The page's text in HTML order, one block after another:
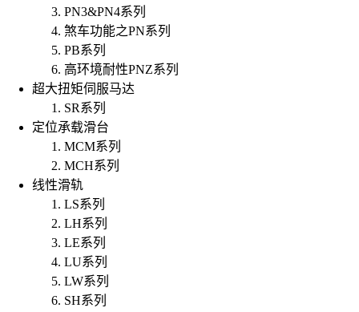
PN3&PN4系列
煞车功能之PN系列
PB系列
高环境耐性PNZ系列
超大扭矩伺服马达
SR系列
定位承载滑台
MCM系列
MCH系列
线性滑轨
LS系列
LH系列
LE系列
LU系列
LW系列
SH系列